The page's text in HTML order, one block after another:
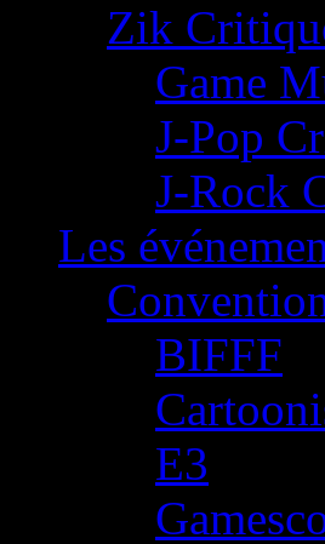
Zik
Game
J-Pop
J-Rock
Les
BIFFF
E3